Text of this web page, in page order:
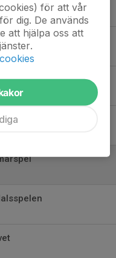
v 33
för att vår
dig. De används
att hjälpa oss att